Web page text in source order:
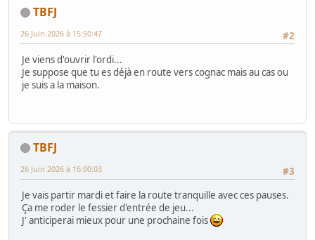
TBFJ
#2
26 Juin 2026 à 15:50:47
Je viens d'ouvrir l'ordi...
Je suppose que tu es déjà en route vers cognac mais au cas ou
je suis a la maison.
TBFJ
#3
26 Juin 2026 à 16:00:03
Je vais partir mardi et faire la route tranquille avec ces pauses.
Ça me roder le fessier d'entrée de jeu...
J' anticiperai mieux pour une prochaine fois